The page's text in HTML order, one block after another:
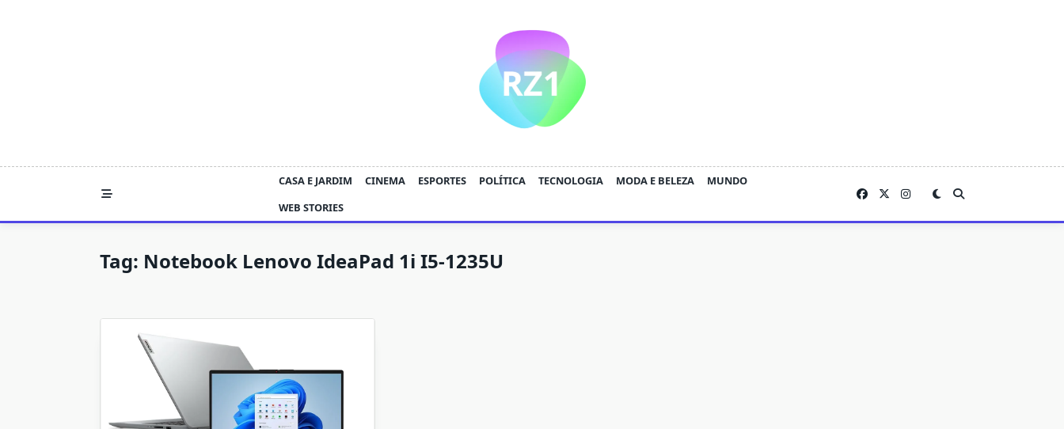
CASA E JARDIM CINEMA ESPORTES POLÍTICA TECNOLOGIA MODA E BELEZA
MUNDO
WEB STORIES
Tag: Notebook Lenovo IdeaPad 1i I5-1235U